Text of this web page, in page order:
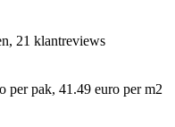
21 klantreviews
per pak, 41.49 euro per m2